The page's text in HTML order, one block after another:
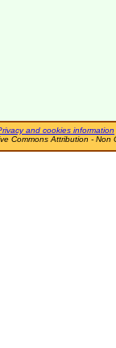
and cookies information
Commons Attribution - Non